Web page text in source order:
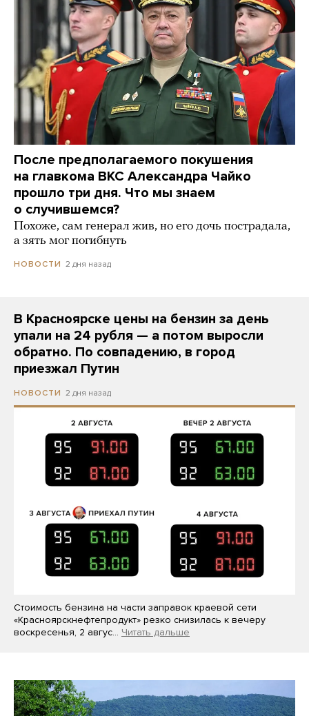
После предполагаемого покушения
на главкома ВКС Александра Чайко
прошло три дня. Что мы знаем
о случившемся?
Похоже, сам генерал жив, но его дочь пострадала,
а зять мог погибнуть
НОВОСТИ 2 дня назад
В Красноярске цены на бензин за день
упали на 24 рубля — а потом выросли
обратно. По совпадению, в город
приезжал Путин
НОВОСТИ 2 дня назад
Стоимость бензина на части заправок краевой сети
«Красноярскнефтепродукт» резко снизилась к вечеру
воскресенья, 2 авгус… Читать дальше